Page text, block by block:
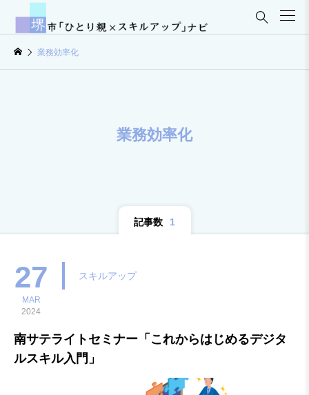

業務効率化
業務効率化
記事数 1
27
MAR
2024
スキルアップ
南サテライトセミナー「これからはじめるデジタ
ルスキル入門」